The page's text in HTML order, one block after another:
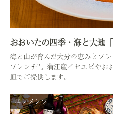
おおいたの四季・海と大地「
海と山が育んだ大分の恵みとフ
フレンチ”。蒲江産イセエビやお
皿でご提供します。
エレメンツ